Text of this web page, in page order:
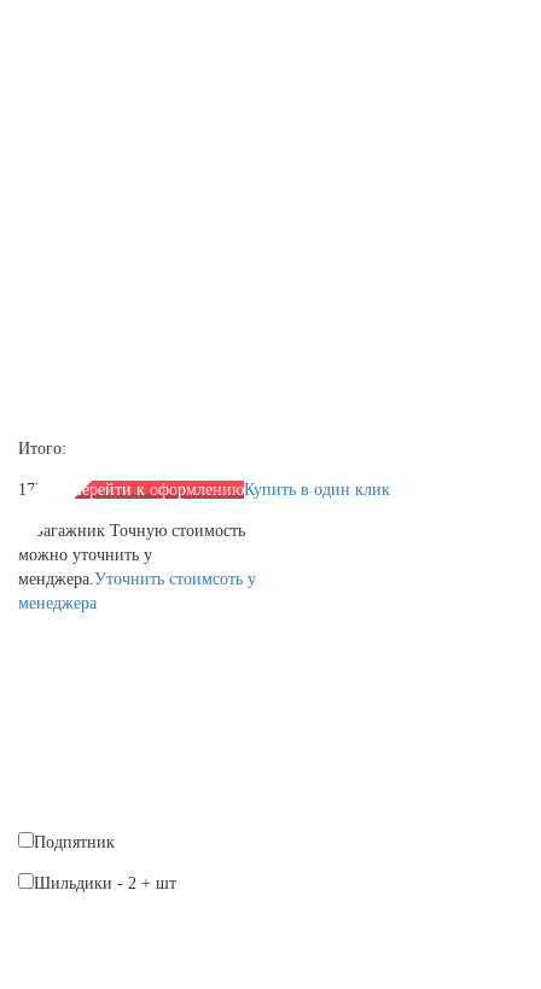
Итого:
1720 р. Перейти к оформлениюКупить в один клик
Багажник Точную стоимость
можно уточнить у
менджера.Уточнить стоимсоть у
менеджера
Подпятник
Шильдики - 2 + шт